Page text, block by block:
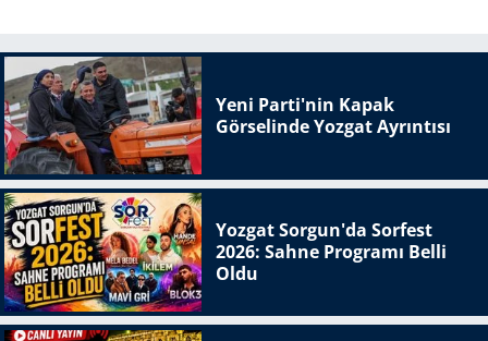
Yeni Parti'nin Kapak
Görselinde Yozgat Ayrıntısı
Yozgat Sorgun'da Sorfest
2026: Sahne Programı Belli
Oldu